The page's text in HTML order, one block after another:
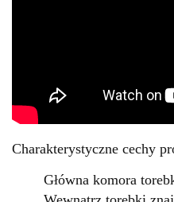
Charakterystyczne cechy
Główna komora